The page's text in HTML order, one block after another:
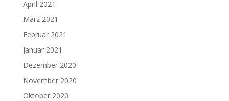
April 2021
März 2021
Februar 2021
Januar 2021
Dezember 2020
November 2020
Oktober 2020